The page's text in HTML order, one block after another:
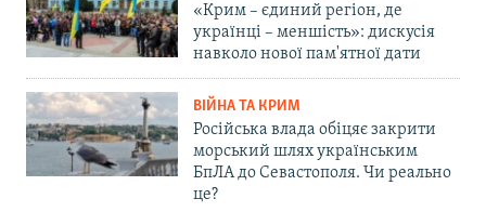
«Крим – єдиний регіон, де
українці – меншість»: дискусія
навколо нової пам'ятної дати
ВІЙНА ТА КРИМ
Російська влада обіцяє закрити
морський шлях українським
БпЛА до Севастополя. Чи реально
це?